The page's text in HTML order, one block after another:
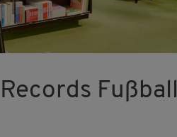
Fußball